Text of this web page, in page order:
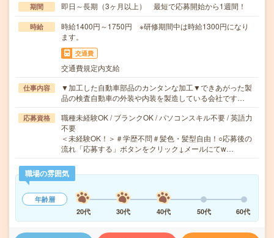
期間 即日～長期（3ヶ月以上） 最短で応募開始から1週間！
時給
時給1400円～1750円 ※研修期間中は時給1300円になり
ます。
交通費
交通費規定内支給
仕事内容
▼加工した自動車部品のカンタンな加工▼できあがった製
品の検査自動車の外装や内装を製造している会社です…
応募資格
職種未経験OK / ブランクOK / パソコンスキル不要 / 英語力
不要
＜未経験OK！＞＃学歴不問＃髪色・髪型自由！○応募後の
流れ「応募する」ボタンをクリック↓メールにてw…
職場の雰囲気
年齢層
20代
30代 40代 50代 60代